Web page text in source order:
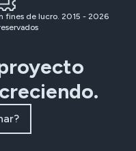
fines de lucro. 2015 - 2026